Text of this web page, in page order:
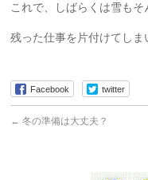
これで、しばらくは雪もそ
残った仕事を片付けてしま
Facebook twitter
← 冬の準備は大丈夫？